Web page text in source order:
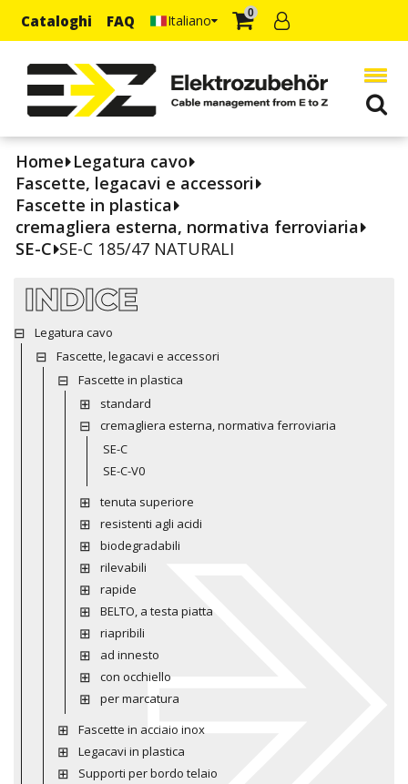
Cataloghi FAQ Italiano 0
Home Legatura cavo
Fascette, legacavi e accessori
Fascette in plastica
cremagliera esterna, normativa ferroviaria
SE-C SE-C 185/47 NATURALI
INDICE
Legatura cavo
Fascette, legacavi e accessori
Fascette in plastica
standard
cremagliera esterna, normativa ferroviaria
SE-C
SE-C-V0
tenuta superiore
resistenti agli acidi
biodegradabili
rilevabili
rapide
BELTO, a testa piatta
riapribili
ad innesto
con occhiello
per marcatura
Fascette in acciaio inox
Legacavi in plastica
Supporti per bordo telaio